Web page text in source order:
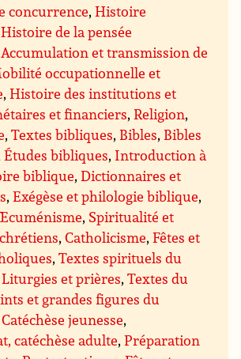
concurrence,Histoire
Histoire de la pensée
Accumulation et transmission de
occupationnelle et
,Histoire des institutions et
et financiers,Religion,
,Textes bibliques, Bibles, Bibles
Études bibliques, Introduction à
biblique,Dictionnaires et
,Exégèse et philologie biblique,
, Spiritualité et
,Catholicisme,Fêtes et
,Textes spirituels du
Liturgies et prières,Textes du
et grandes figures du
Catéchèse jeunesse,
catéchèse adulte,Préparation